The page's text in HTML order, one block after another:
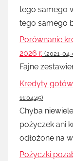
tego samego
tego samego
Porównanie
2026 r. (2021-04-
Fajne
Kredyty
11:04:45)
Chyba
pożyczek ani
odłożone na
Pożyczki